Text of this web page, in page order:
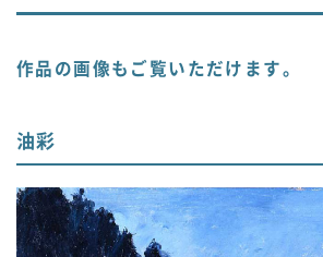
作品の画像もご覧いただけます。
油彩